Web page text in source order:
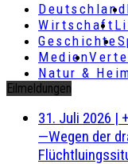
Deutschland
Wirtschaft
Geschichte
Medien
Natur &
Eilmeldungen
31. Juli 2026 |
—Wegen der